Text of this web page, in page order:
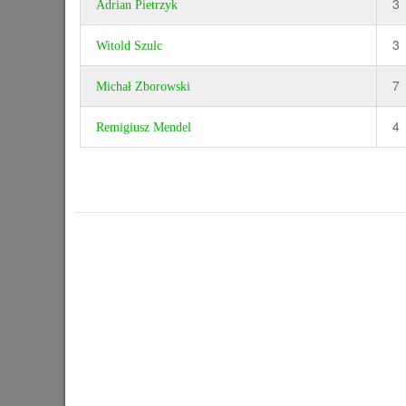
Adrian Pietrzyk
Witold Szulc 3
Michał Zborowski 7
Remigiusz Mendel 4